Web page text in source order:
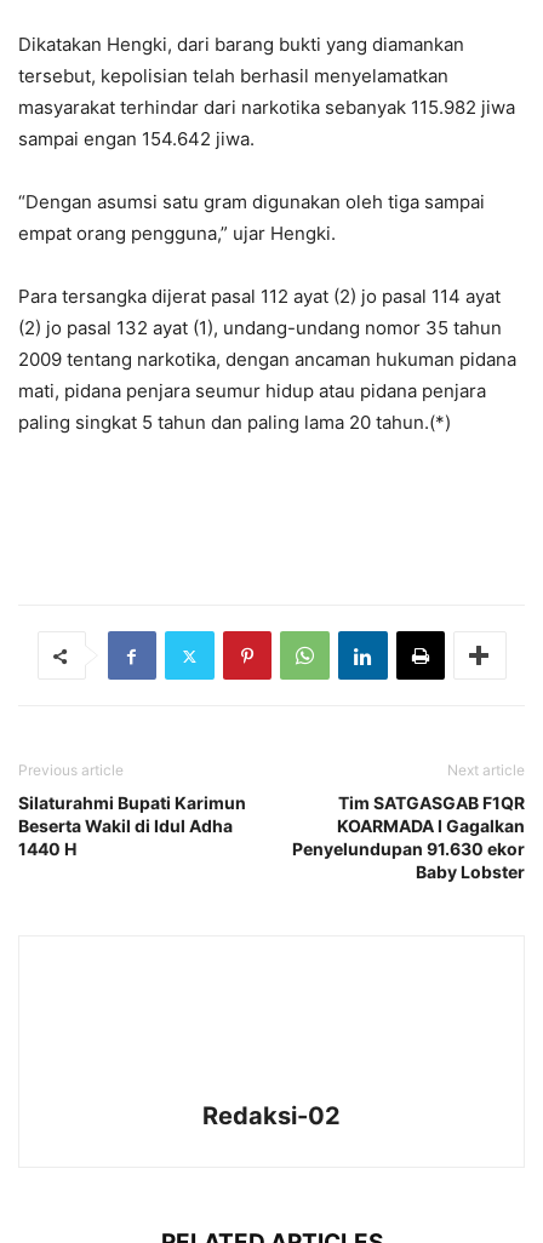
Dikatakan Hengki, dari barang bukti yang diamankan
tersebut, kepolisian telah berhasil menyelamatkan
masyarakat terhindar dari narkotika sebanyak 115.982 jiwa
sampai engan 154.642 jiwa.
“Dengan asumsi satu gram digunakan oleh tiga sampai
empat orang pengguna,” ujar Hengki.
Para tersangka dijerat pasal 112 ayat (2) jo pasal 114 ayat
(2) jo pasal 132 ayat (1), undang-undang nomor 35 tahun
2009 tentang narkotika, dengan ancaman hukuman pidana
mati, pidana penjara seumur hidup atau pidana penjara
paling singkat 5 tahun dan paling lama 20 tahun.(*)
Previous article
Silaturahmi Bupati Karimun
Beserta Wakil di Idul Adha
1440 H
Next article
Tim SATGASGAB F1QR
KOARMADA I Gagalkan
Penyelundupan 91.630 ekor
Baby Lobster
Redaksi-02